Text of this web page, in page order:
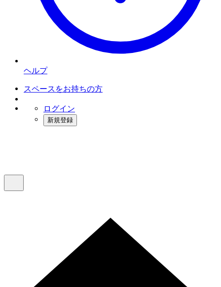
ヘルプ
スペースをお持ちの方
ログイン
新規登録